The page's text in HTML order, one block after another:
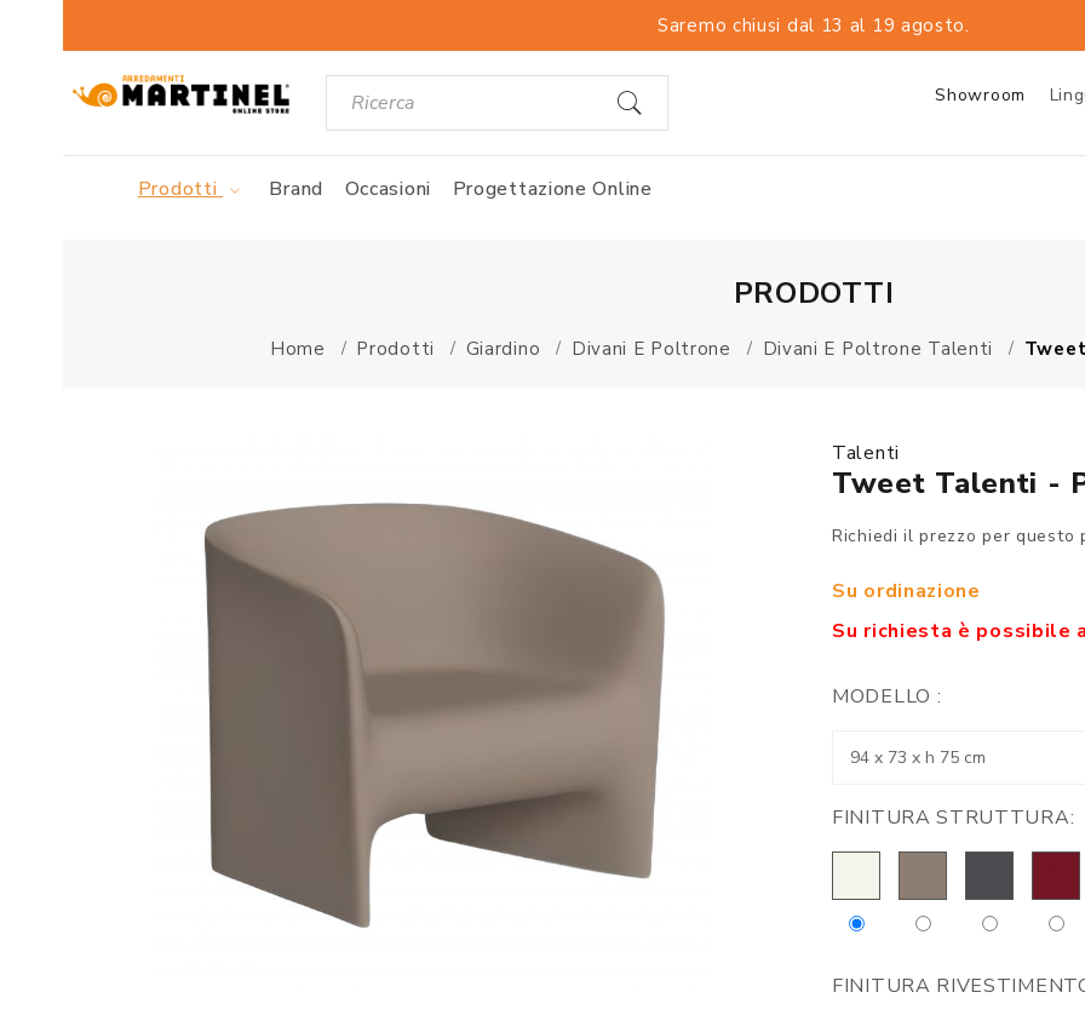
Saremo chiusi dal 13 al 19 agosto.
Showroom
Prodotti Brand Occasioni Progettazione Online
PRODOTTI
Home Prodotti Giardino Divani E Poltrone Divani E Poltrone Talenti
Talenti
Tweet Talenti -
Richiedi il prezzo per
Su ordinazione
Su richiesta è possibile
MODELLO :
FINITURA STRUTTURA:
FINITURA